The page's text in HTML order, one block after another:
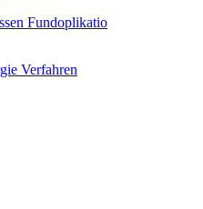
Fundoplikatio
Verfahren